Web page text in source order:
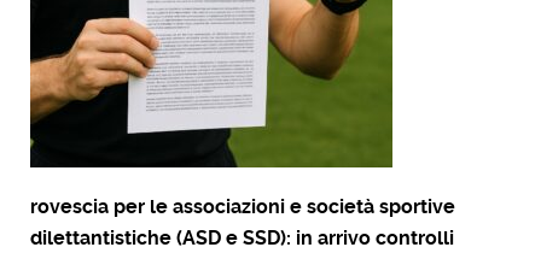
rovescia per le associazioni e società sportive
dilettantistiche (ASD e SSD): in arrivo controlli